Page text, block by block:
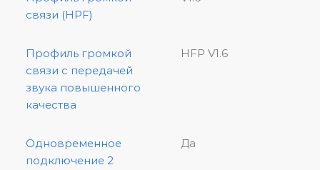
связи (HPF)
Профиль громкой
связи с передачей
звука повышенного
качества
HFP V1.6
Одновременное
подключение 2
Да